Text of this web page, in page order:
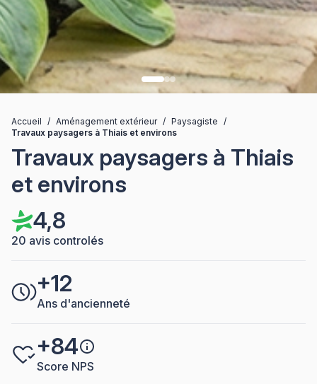
Accueil / Aménagement extérieur / Paysagiste /
Travaux paysagers à Thiais et environs
Travaux paysagers à Thiais
et environs
4,8
20 avis controlés
+12
Ans d'ancienneté
+84
Score NPS